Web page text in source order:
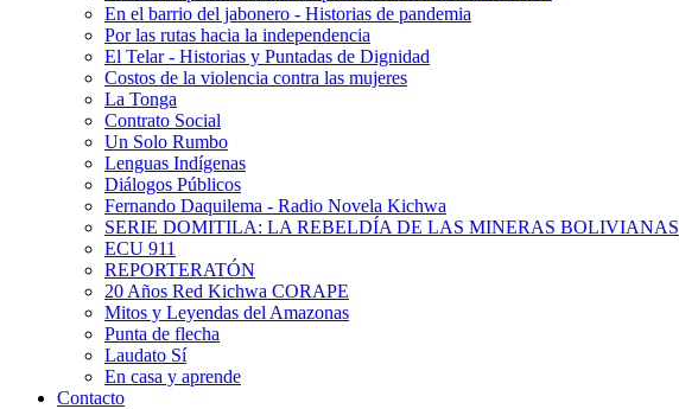
En el barrio del jabonero - Historias de pandemia
Por las rutas hacia la independencia
El Telar - Historias y Puntadas de Dignidad
Costos de la violencia contra las mujeres
La Tonga
Contrato Social
Un Solo Rumbo
Lenguas Indígenas
Diálogos Públicos
Fernando Daquilema - Radio Novela Kichwa
SERIE DOMITILA: LA REBELDÍA DE LAS MINERAS BOLIVIANAS
ECU 911
REPORTERATÓN
20 Años Red Kichwa CORAPE
Mitos y Leyendas del Amazonas
Punta de flecha
Laudato Sí
En casa y aprende
Contacto